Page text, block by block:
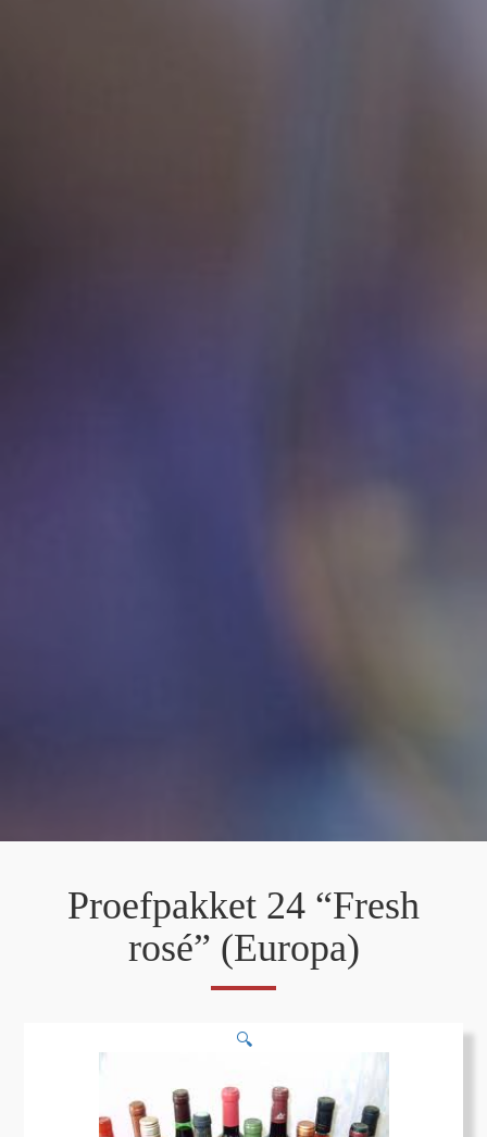
Proefpakket 24 “Fresh
rosé” (Europa)
🔍